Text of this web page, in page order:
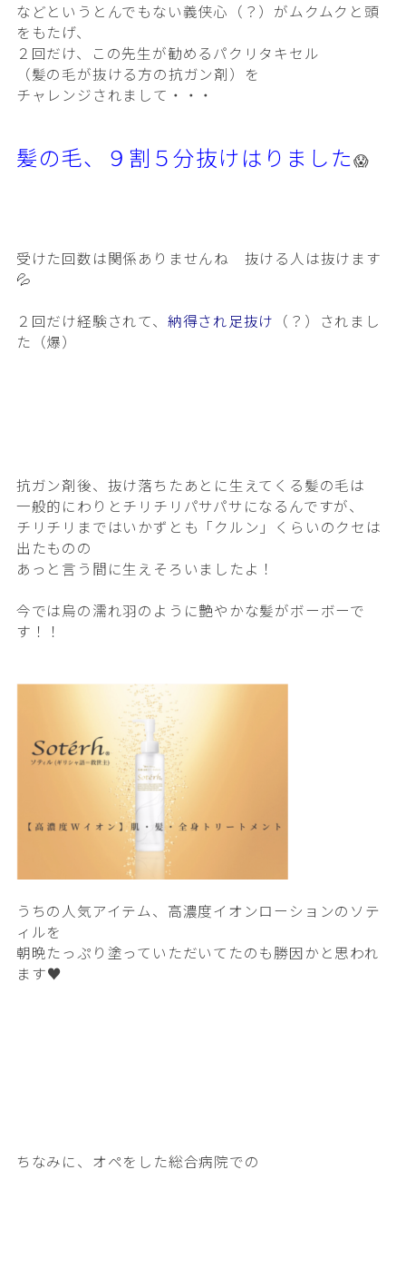
などというとんでもない義侠心（？）がムクムクと頭
をもたげ、
２回だけ、この先生が勧めるパクリタキセル
（髪の毛が抜ける方の抗ガン剤）を
チャレンジされまして・・・
髪の毛、９割５分抜けはりました😱
受けた回数は関係ありませんね 抜ける人は抜けます
💦
２回だけ経験されて、 納得され足抜け （？）されまし
た（爆）
抗ガン剤後、抜け落ちたあとに生えてくる髪の毛は
一般的にわりとチリチリパサパサになるんですが、
チリチリまではいかずとも 「クルン」くらいのクセは
出たものの
あっと言う間に生えそろいましたよ！
今では烏の濡れ羽のように艶やかな髪がボーボーで
す！！
うちの人気アイテム、高濃度イオンローションのソテ
ィルを
朝晩たっぷり塗っていただいてたのも勝因かと思われ
ます♥️
ちなみに、オペをした総合病院での